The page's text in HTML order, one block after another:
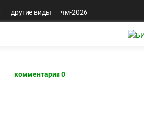
другие виды чм-2026
комментарии 0